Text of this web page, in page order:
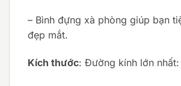
– Bình đựng xà phòng giúp bạn
đẹp mắt.
Kích thước: Đường kính lớn